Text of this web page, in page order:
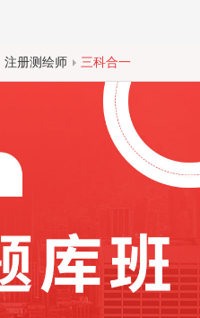
注册测绘师 三科合一